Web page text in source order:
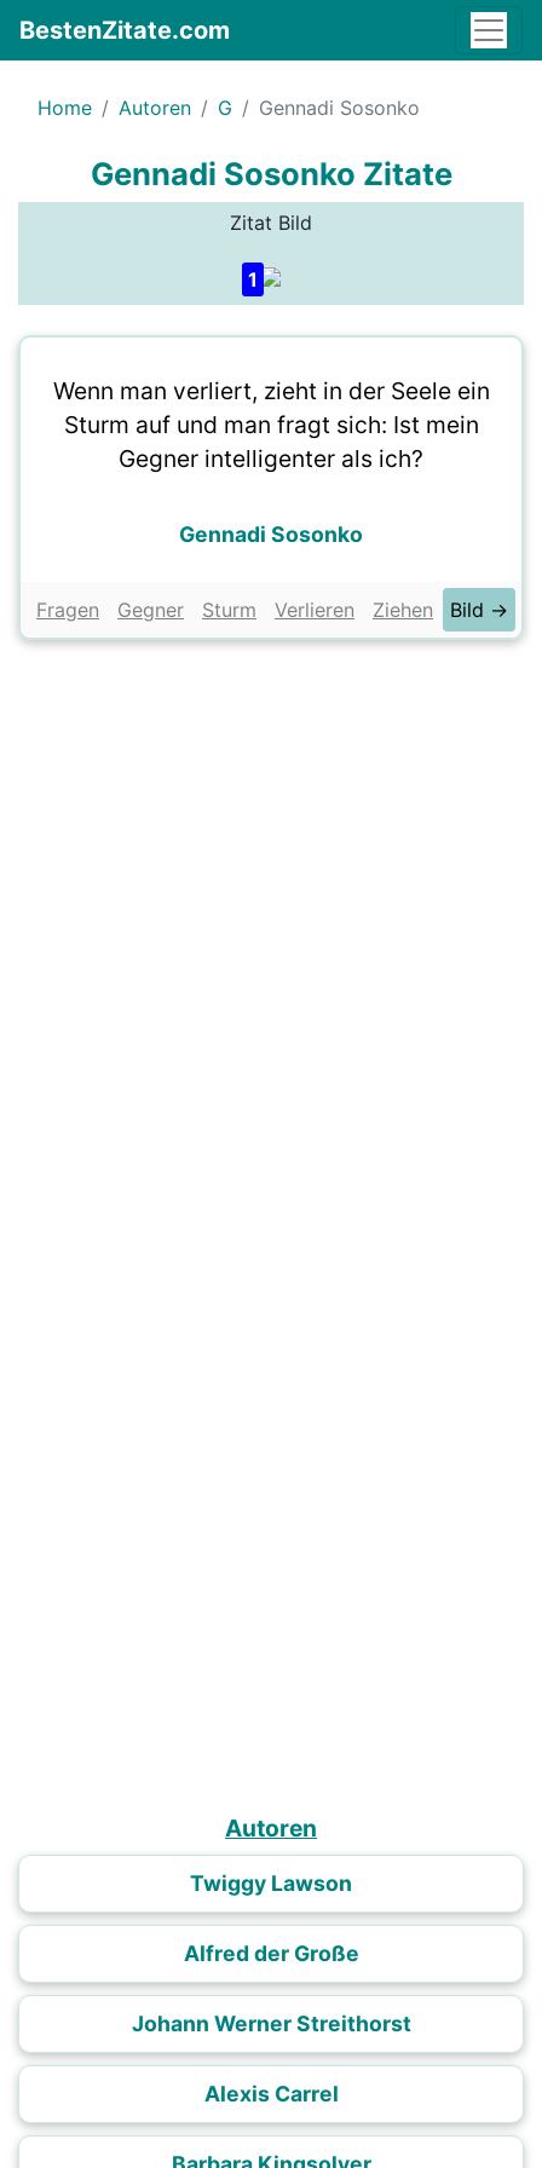
BestenZitate.com
Home Autoren G Gennadi Sosonko
Gennadi Sosonko Zitate
Zitat Bild
1
Wenn man verliert, zieht in der Seele ein
Sturm auf und man fragt sich: Ist mein
Gegner intelligenter als ich?
Gennadi Sosonko
Fragen Gegner Sturm Verlieren Ziehen Bild →
Autoren
Twiggy Lawson
Alfred der Große
Johann Werner Streithorst
Alexis Carrel